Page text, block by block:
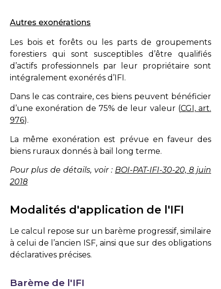
Autres exonérations
Les bois et forêts ou les parts de groupements
forestiers qui sont susceptibles d’être qualifiés
d’actifs professionnels par leur propriétaire sont
intégralement exonérés d’IFI.
Dans le cas contraire, ces biens peuvent bénéficier
d’une exonération de 75% de leur valeur (CGI, art.
976).
La même exonération est prévue en faveur des
biens ruraux donnés à bail long terme.
Pour plus de détails, voir : BOI-PAT-IFI-30-20, 8 juin
2018
Modalités d'application de l'IFI
Le calcul repose sur un barème progressif, similaire
à celui de l’ancien ISF, ainsi que sur des obligations
déclaratives précises.
Barème de l'IFI